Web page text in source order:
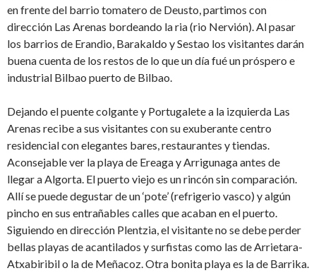
en frente del barrio tomatero de Deusto, partimos con
dirección Las Arenas bordeando la ria (rio Nervión). Al pasar
los barrios de Erandio, Barakaldo y Sestao los visitantes darán
buena cuenta de los restos de lo que un día fué un próspero e
industrial Bilbao puerto de Bilbao.
Dejando el puente colgante y Portugalete a la izquierda Las
Arenas recibe a sus visitantes con su exuberante centro
residencial con elegantes bares, restaurantes y tiendas.
Aconsejable ver la playa de Ereaga y Arrigunaga antes de
llegar a Algorta. El puerto viejo es un rincón sin comparación.
Allí se puede degustar de un ‘pote’ (refrigerio vasco) y algún
pincho en sus entrañables calles que acaban en el puerto.
Siguiendo en dirección Plentzia, el visitante no se debe perder
bellas playas de acantilados y surfistas como las de Arrietara-
Atxabiribil o la de Meñacoz. Otra bonita playa es la de Barrika.